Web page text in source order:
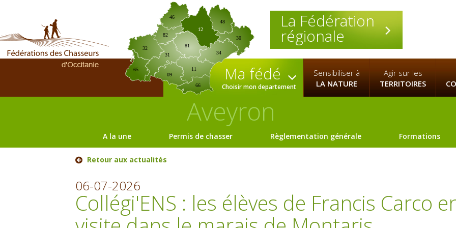
La Fédération
régionale
09
12
30
31
32
34
46
65
66
81
82
11
48
Ma fédé
Choisir mon departement
Sensibiliser à
LA NATURE
Agir sur les
TERRITOIRES
Aveyron
A la une Permis de chasser Règlementation générale Formations
Retour aux actualités
06-07-2026
Collégi'ENS : les élèves de Francis Carco